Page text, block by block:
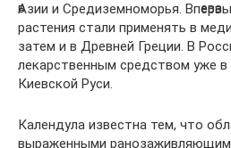
Азии и Средиземноморья.
растения стали применять в
затем и в Древней Греции. В
лекарственным средством уже в
Киевской Руси.
Календула известна тем, что
выраженными